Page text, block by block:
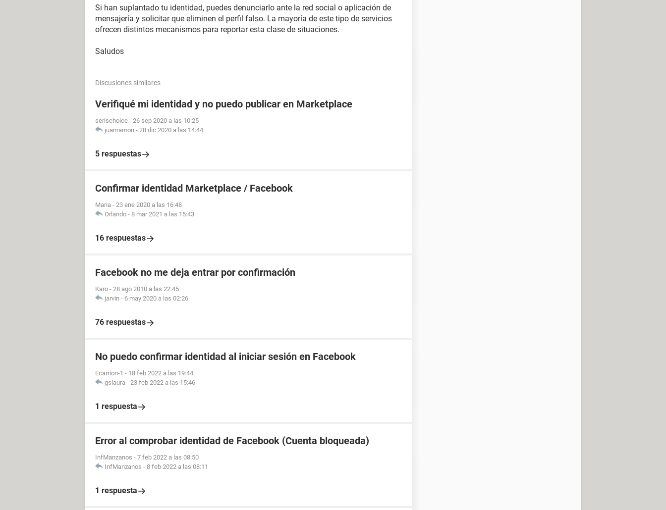
Si han suplantado tu identidad, puedes denunciarlo ante la red social o aplicación de
mensajería y solicitar que eliminen el perfil falso. La mayoría de este tipo de servicios
ofrecen distintos mecanismos para reportar esta clase de situaciones.
Saludos
Discusiones similares
Verifiqué mi identidad y no puedo publicar en Marketplace
serischoice - 26 sep 2020 a las 10:25
juanramon - 28 dic 2020 a las 14:44
5 respuestas
Confirmar identidad Marketplace / Facebook
Maria - 23 ene 2020 a las 16:48
Orlando - 8 mar 2021 a las 15:43
16 respuestas
Facebook no me deja entrar por confirmación
Karo - 28 ago 2010 a las 22:45
jarvin - 6 may 2020 a las 02:26
76 respuestas
No puedo confirmar identidad al iniciar sesión en Facebook
Ecarrion-1 - 18 feb 2022 a las 19:44
gslaura - 23 feb 2022 a las 15:46
1 respuesta
Error al comprobar identidad de Facebook (Cuenta bloqueada)
InfManzanos - 7 feb 2022 a las 08:50
InfManzanos - 8 feb 2022 a las 08:11
1 respuesta